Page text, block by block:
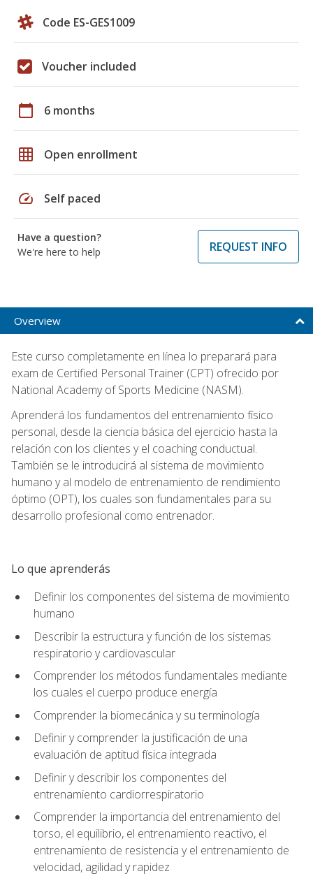
Code ES-GES1009
Voucher included
calendar_today 6 months
grid_on Open enrollment
speed Self paced
Have a question?
We're here to help
REQUEST INFO
Overview
Este curso completamente en línea lo preparará para
exam de Certified Personal Trainer (CPT) ofrecido por
National Academy of Sports Medicine (NASM).
Aprenderá los fundamentos del entrenamiento físico
personal, desde la ciencia básica del ejercicio hasta la
relación con los clientes y el coaching conductual.
También se le introducirá al sistema de movimiento
humano y al modelo de entrenamiento de rendimiento
óptimo (OPT), los cuales son fundamentales para su
desarrollo profesional como entrenador.
Lo que aprenderás
Definir los componentes del sistema de movimiento
humano
Describir la estructura y función de los sistemas
respiratorio y cardiovascular
Comprender los métodos fundamentales mediante
los cuales el cuerpo produce energía
Comprender la biomecánica y su terminología
Definir y comprender la justificación de una
evaluación de aptitud física integrada
Definir y describir los componentes del
entrenamiento cardiorrespiratorio
Comprender la importancia del entrenamiento del
torso, el equilibrio, el entrenamiento reactivo, el
entrenamiento de resistencia y el entrenamiento de
velocidad, agilidad y rapidez